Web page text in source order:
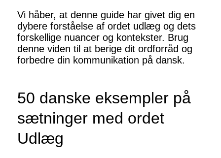
Vi håber, at denne guide har givet dig en
dybere forståelse af ordet udlæg og dets
forskellige nuancer og kontekster. Brug
denne viden til at berige dit ordforråd og
forbedre din kommunikation på dansk.
50 danske eksempler på
sætninger med ordet
Udlæg